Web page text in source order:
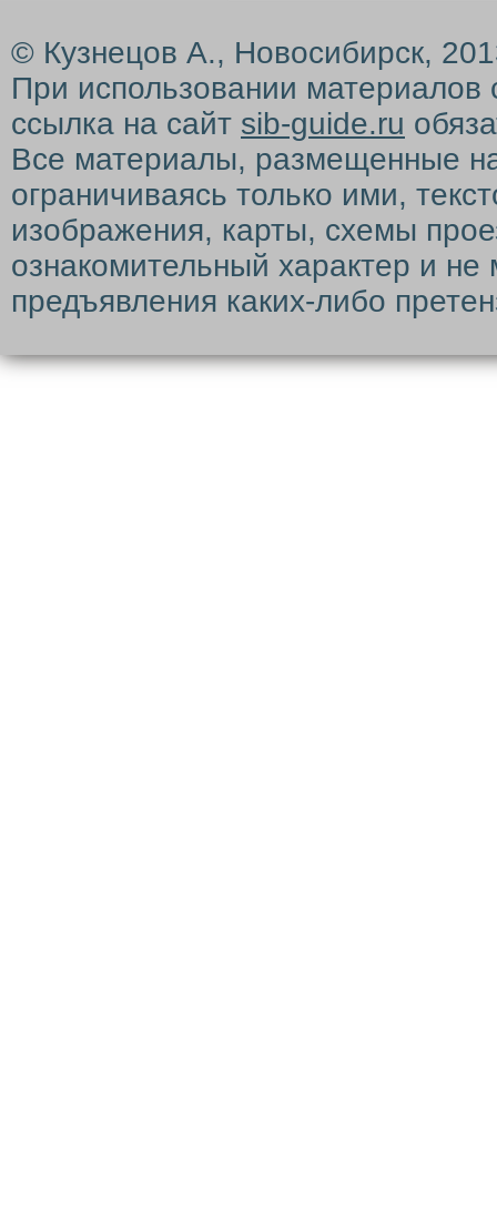
© Кузнецов А., Новосибирск,
При использовании материалов
ссылка на сайт sib-guide.ru
Все материалы, размещенные
ограничиваясь только ими,
изображения, карты, схемы
ознакомительный характер и
предъявления каких-либо